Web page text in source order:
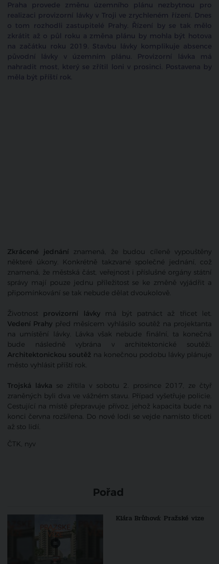
Praha provede změnu územního plánu nezbytnou pro
realizaci provizorní lávky v Troji ve zrychleném řízení. Dnes
o tom rozhodli zastupitelé Prahy. Řízení by se tak mělo
zkrátit až o půl roku a změna plánu by mohla být hotova
na začátku roku 2019. Stavbu lávky komplikuje absence
původní lávky v územním plánu. Provizorní lávka má
nahradit most, který se zřítil loni v prosinci. Postavena by
měla být příští rok.
Zkrácené jednání znamená, že budou cíleně vypouštěny
některé úkony. Konkrétně takzvané společné jednání, což
znamená, že městská část, veřejnost i příslušné orgány státní
správy mají pouze jednu příležitost se ke změně vyjádřit a
připomínkování se tak nebude dělat dvoukolově.
Životnost provizorní lávkymá být patnáct až třicet let.
Vedení Prahy před měsícem vyhlásilo soutěž na projektanta
na umístění lávky. Lávka však nebude finální, ta konečná
bude následně vybrána v architektonické soutěži.
Architektonickou soutěž na konečnou podobu lávky plánuje
město vyhlásit příští rok.
Trojská lávka se zřítila v sobotu 2. prosince 2017, ze čtyř
zraněných byli dva ve vážném stavu. Případ vyšetřuje policie.
Cestující na místě přepravuje přívoz, jehož kapacita bude na
konci června rozšířena. Do nové lodi se vejde namísto třiceti
až sto lidí.
ČTK, nyv
Pořad
Klára Brůhová: Pražské vize